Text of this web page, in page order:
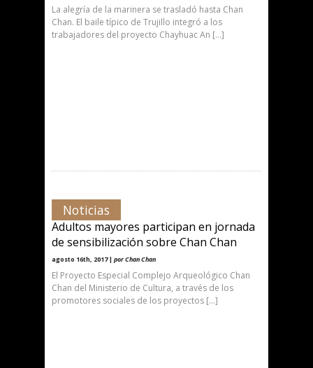
La alegría de la marinera se trasladó hasta Chan
Chan. El baile típico de Trujillo integró a los
trabajadores del proyecto Chayhuac An […]
Noticias
Adultos mayores participan en jornada
de sensibilización sobre Chan Chan
agosto 16th, 2017 | por Chan Chan
El Proyecto Especial Complejo Arqueológico Chan
Chan del Ministerio de Cultura, a través de los
promotores sociales de los proyectos […]